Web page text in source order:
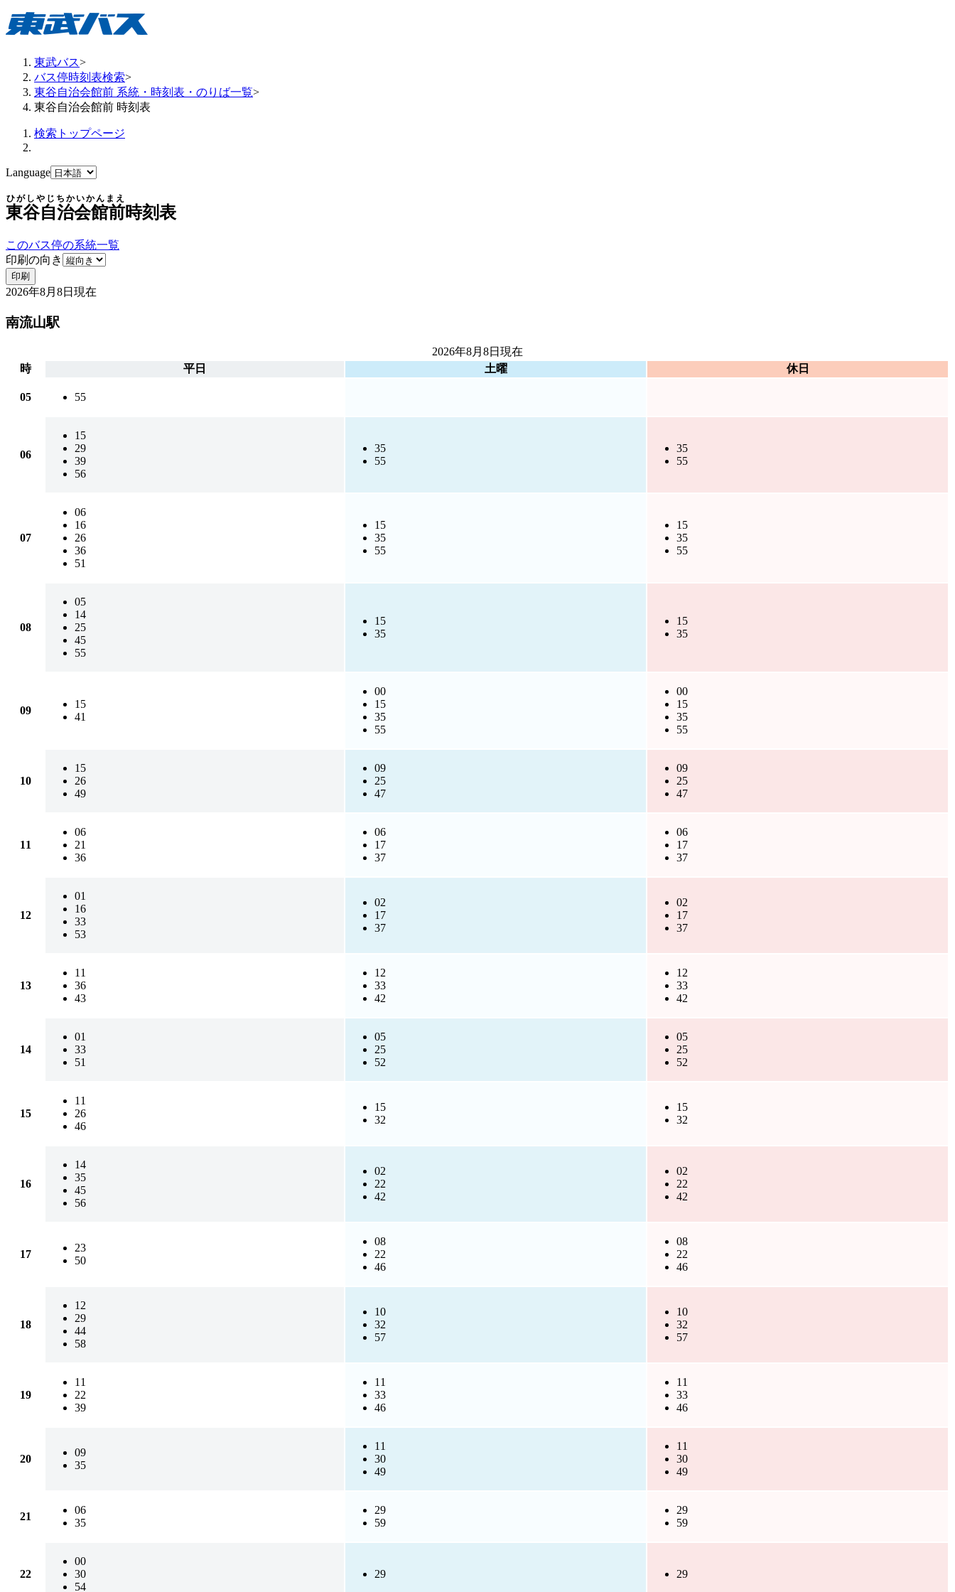
東武バス>
バス停時刻表検索>
東谷自治会館前 系統・時刻表・のりば一覧>
東谷自治会館前 時刻表
検索トップページ
Language
東谷自治会館前
ひがしやじちかいかんまえ
時刻表
このバス停の系統一覧
印刷の向き
印刷
2026年8月8日 現在
南流山駅
2026年8月8日 現在
時
平日 土曜 休日
05 55
06
15
29
39
56
35
55
35
55
07
06
16
26
36
51
15
35
55
15
35
55
08
05
14
25
45
55
15
35
15
35
09
15
41
00
15
35
55
00
15
35
55
10
15
26
49
09
25
47
09
25
47
11
06
21
36
06
17
37
06
17
37
12
01
16
33
53
02
17
37
02
17
37
13
11
36
43
12
33
42
12
33
42
14
01
33
51
05
25
52
05
25
52
15
11
26
46
15
32
15
32
16
14
35
45
56
02
22
42
02
22
42
17
23
50
08
22
46
08
22
46
18
12
29
44
58
10
32
57
10
32
57
19
11
22
39
11
33
46
11
33
46
20
09
35
11
30
49
11
30
49
21
06
35
29
59
29
59
22
00
30
54
29 29